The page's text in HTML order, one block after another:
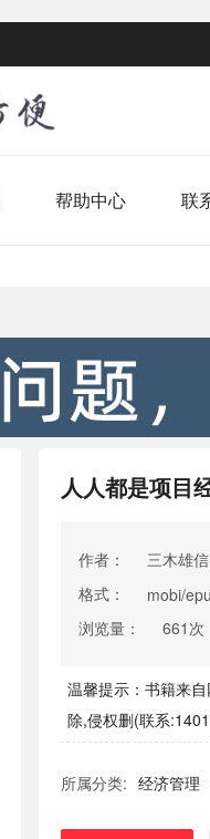
帮助中心 联
人人都是项目
作者：
三木雄信
格式：
mobi/
浏览量：
661次
温馨提示：书籍来
除,侵权删(联系
所属分类: 经济管理